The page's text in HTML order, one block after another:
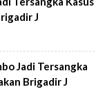
J
Jadi Tersangka
Brigadir J